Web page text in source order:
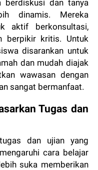
dan tanya
dinamis. Mereka
aktif berkonsultasi,
berpikir kritis. Untuk
disarankan untuk
dan mudah diajak
wawasan dengan
sangat bermanfaat.
Tugas dan
dan ujian yang
cara belajar
suka memberikan